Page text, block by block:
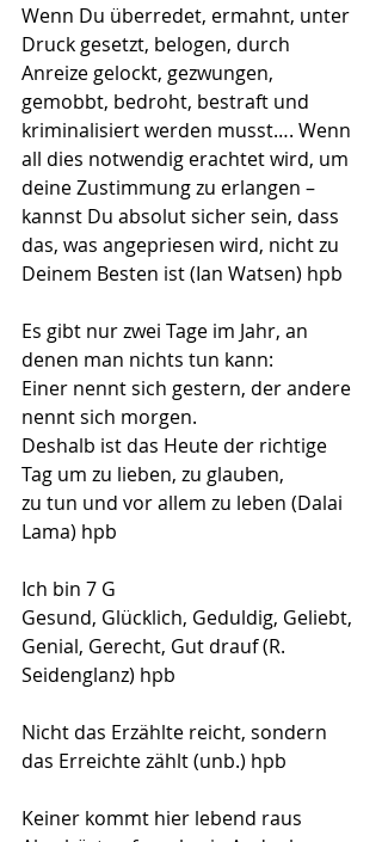
Wenn Du überredet, ermahnt, unter
Druck gesetzt, belogen, durch
Anreize gelockt, gezwungen,
gemobbt, bedroht, bestraft und
kriminalisiert werden musst…. Wenn
all dies notwendig erachtet wird, um
deine Zustimmung zu erlangen –
kannst Du absolut sicher sein, dass
das, was angepriesen wird, nicht zu
Deinem Besten ist (Ian Watsen) hpb
Es gibt nur zwei Tage im Jahr, an
denen man nichts tun kann:
Einer nennt sich gestern, der andere
nennt sich morgen.
Deshalb ist das Heute der richtige
Tag um zu lieben, zu glauben,
zu tun und vor allem zu leben (Dalai
Lama) hpb
Ich bin 7 G
Gesund, Glücklich, Geduldig, Geliebt,
Genial, Gerecht, Gut drauf (R.
Seidenglanz) hpb
Nicht das Erzählte reicht, sondern
das Erreichte zählt (unb.) hpb
Keiner kommt hier lebend raus